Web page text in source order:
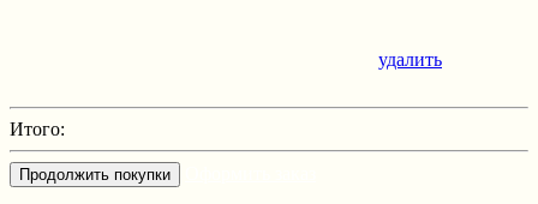
удалить
Итого:
Продолжить покупки